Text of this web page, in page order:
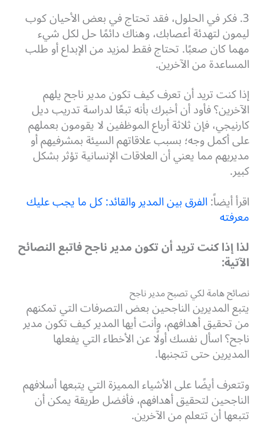
3. فكر في الحلول، فقد تحتاج في بعض الأحيان كوب
ليمون لتهدئة أعصابك، وهناك دائمًا حل لكل شيء
مهما كان صعبًا. تحتاج فقط لمزيد من الإبداع أو طلب
المساعدة من الآخرين.
إذا كنت تريد أن تعرف كيف تكون مدير ناجح يلهم
الآخرين؟ فأود أن أخبرك بأنه تبعًا لدراسة تدريب ديل
كارنيجي، فإن ثلاثة أرباع الموظفين لا يقومون بعملهم
على أكمل وجه؛ بسبب علاقاتهم السيئة بمشرفيهم أو
مديريهم مما يعني أن العلاقات الإنسانية تؤثر بشكل
كبير.
اقرأ أيضاً:الفرق بين المدير والقائد: كل ما يجب عليك
معرفته
لذا إذا كنت تريد أن تكون مدير ناجح فاتبع النصائح
الآتية:
نصائح هامة لكي تصبح مدير ناجح
يتبع المديرين الناجحين بعض التصرفات التي تمكنهم
من تحقيق أهدافهم، وأنت أيها المدير كيف تكون مدير
ناجح؟ اسأل نفسك أولًا عن الأخطاء التي يفعلها
المديرين حتى تتجنبها.
وتتعرف أيضًا على الأشياء المميزة التي يتبعها أسلافهم
الناجحين لتحقيق أهدافهم، فأفضل طريقة يمكن أن
تتبعها أن تتعلم من الآخرين.